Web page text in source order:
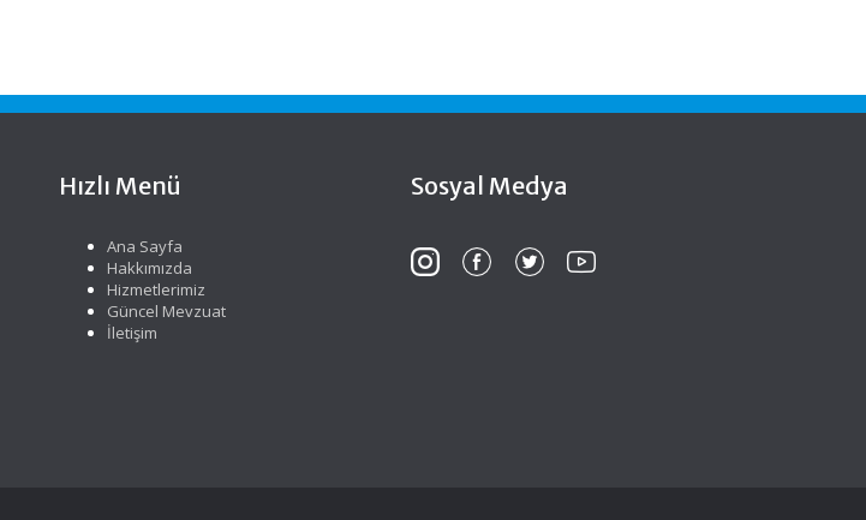
Hızlı Menü
Ana Sayfa
Hakkımızda
Hizmetlerimiz
Güncel Mevzuat
İletişim
Sosyal Medya